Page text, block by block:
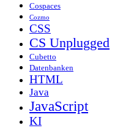
Cospaces
Cozmo
CSS
CS Unplugged
Cubetto
Datenbanken
HTML
Java
JavaScript
KI